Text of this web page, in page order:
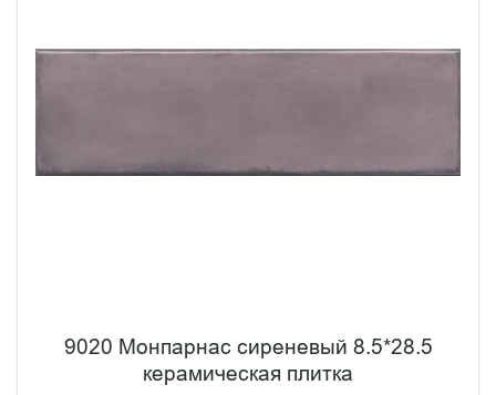
9020 Монпарнас сиреневый 8.5*28.5
керамическая плитка